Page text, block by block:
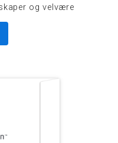
og velvære